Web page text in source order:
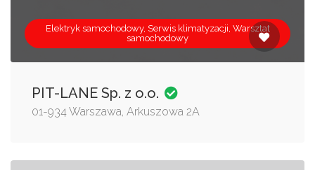
Elektryk samochodowy, Serwis klimatyzacji, Warsztat
samochodowy
PIT-LANE Sp. z o.o.
01-934 Warszawa, Arkuszowa 2A